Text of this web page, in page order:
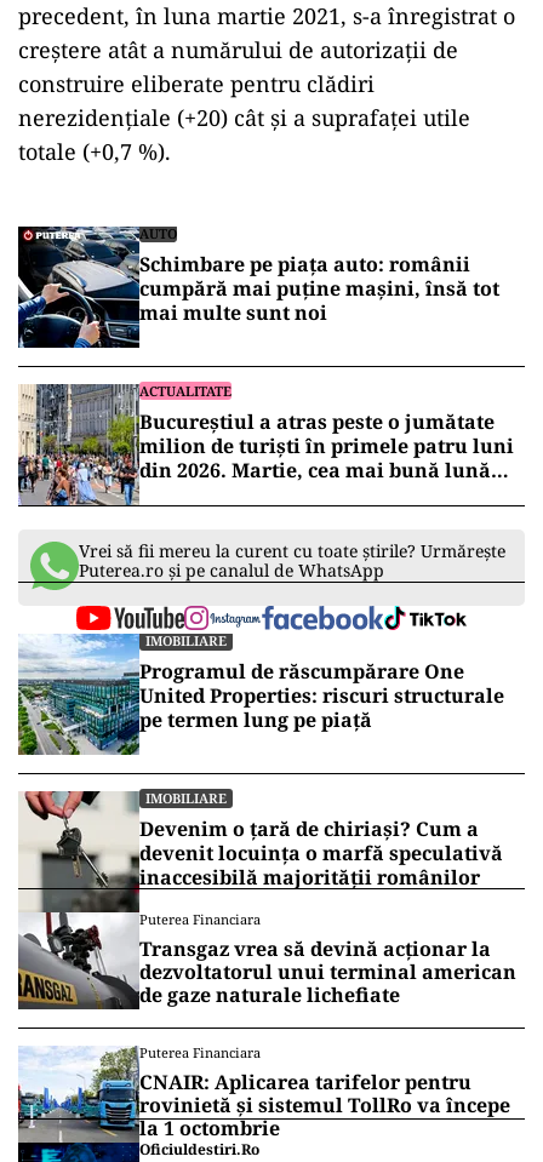
precedent, în luna martie 2021, s-a înregistrat o
creştere atât a numărului de autorizaţii de
construire eliberate pentru clădiri
nerezidenţiale (+20) cât şi a suprafaței utile
totale (+0,7 %).
AUTO
Schimbare pe piața auto: românii
cumpără mai puține mașini, însă tot
mai multe sunt noi
ACTUALITATE
Bucureștiul a atras peste o jumătate
milion de turiști în primele patru luni
din 2026. Martie, cea mai bună lună
Vrei să fii mereu la curent cu toate știrile? Urmărește
Puterea.ro și pe canalul de WhatsApp
IMOBILIARE
Programul de răscumpărare One
United Properties: riscuri structurale
pe termen lung pe piață
IMOBILIARE
Devenim o țară de chiriași? Cum a
devenit locuința o marfă speculativă
inaccesibilă majorității românilor
Puterea Financiara
Transgaz vrea să devină acționar la
dezvoltatorul unui terminal american
de gaze naturale lichefiate
Puterea Financiara
CNAIR: Aplicarea tarifelor pentru
rovinietă și sistemul TollRo va începe
la 1 octombrie
Oficiuldestiri.ro